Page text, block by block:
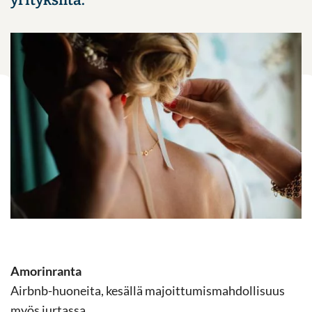
Amo­rin­ran­ta
Airbnb-​huoneita, ke­säl­lä ma­joit­tu­mis­mah­dol­li­suus